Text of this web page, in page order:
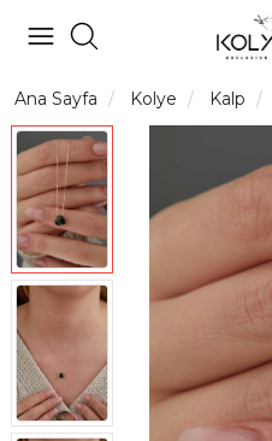
Ana Sayfa Kolye Kalp